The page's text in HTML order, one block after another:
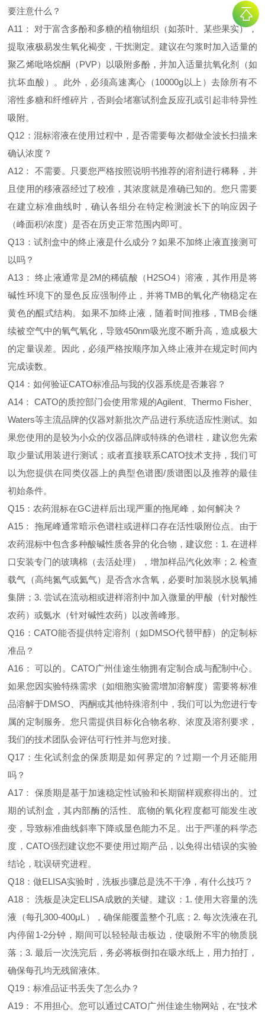
要注意什么？
A11： 对于富含多酚和多糖的植物组织（如茶叶、某些果实），
提取液极易发生氧化褐变，干扰测定。建议在匀浆时加入适量的
聚乙烯吡咯烷酮（PVP）以吸附多酚，并加入适量抗氧化剂（如
抗坏血酸）。此外，必须高速离心（10000g以上）去除所有不
溶性多糖和纤维碎片，否则会堵塞试剂盒反应孔或引起非特异性
吸附。
Q12：混标溶液在使用过程中，是否需要每次都做全波长扫描来
确认浓度？
A12： 不需要。只要您严格按照说明书推荐的溶剂进行稀释，并
且使用的移液器经过了校准，其浓度就是准确已知的。您只需要
在建立标准曲线时，确认各组分在特定检测波长下的响应因子
（峰面积/浓度）是否在历史正常范围内即可。
Q13：试剂盒中的终止液是什么成分？如果不加终止液直接测可
以吗？
A13： 终止液通常是2M的稀硫酸（H2SO4）溶液，其作用是将
碱性环境下的显色反应强制停止，并将TMB的氧化产物稳定在
黄色的醌式结构。如果不加终止液，随着时间推移，TMB会继
续被空气中的氧气氧化，导致450nm吸光度不断升高，造成极大
的定量误差。因此，必须严格按顺序加入终止液并在规定时间内
完成读数。
Q14：如何验证CATO标准品与我的仪器系统是否兼容？
A14： CATO的质控部门会使用常规的Agilent、Thermo Fisher、
Waters等主流品牌的仪器对新批次产品进行系统适应性测试。如
果您使用的是较为小众的仪器品牌或特殊的色谱柱，建议您先索
取少量试用装进行测试；或者直接联系CATO技术支持，我们可
以为您提供在同类仪器上的典型色谱图/质谱图以及推荐的最佳
初始条件。
Q15：农药混标在GC进样后出现严重的拖尾峰，如何解决？
A15： 拖尾峰通常暗示色谱柱或进样口存在活性吸附位点。由于
农药混标中包含多种酸碱性质各异的化合物，建议您：1. 在进样
口安装专门的玻璃棉（去活处理），增加样品汽化效率；2. 检查
载气（高纯氮气或氦气）是否含水含氧，必要时加装脱水脱氧捕
集阱；3. 尝试在流动相或进样溶剂中加入微量的甲酸（针对酸性
农药）或氨水（针对碱性农药）以改善峰形。
Q16：CATO能否提供特定溶剂（如DMSO代替甲醇）的定制标
准品？
A16： 可以的。CATO广州佳途生物拥有定制合成与配制中心。
如果您因实验特殊需求（如细胞实验需增加溶解度）需要将标准
品溶解于DMSO、丙酮或其他特殊溶剂中，我们可以为您进行专
属的定制服务。您只需提供目标化合物名称、浓度及溶剂要求，
我们的技术团队会评估可行性并与您对接。
Q17：生化试剂盒的保质期是如何界定的？过期一个月还能用
吗？
A17： 保质期是基于加速稳定性试验和长期留样观察得出的。过
期的试剂盒，其内部酶的活性、底物的氧化程度都可能发生改
变，导致标准曲线斜率下降或显色能力不足。出于严谨的科学态
度，CATO强烈建议您不要使用过期产品，以免得出错误的实验
结论，耽误研究进程。
Q18：做ELISA实验时，洗板步骤总是洗不干净，有什么技巧？
A18： 洗板是决定ELISA成败的关键。建议：1. 使用大容量的洗
液（每孔300-400μL），确保能覆盖整个孔底；2. 每次洗液在孔
内停留1-2分钟，期间可以轻轻敲击板边，使吸附不牢的物质脱
落；3. 最后一次洗完后，务必将板倒扣在吸水纸上，用力拍打，
确保每孔均无残留液体。
Q19：标准品证书丢失了怎么办？
A19： 不用担心。您可以通过CATO广州佳途生物网站，在“技术